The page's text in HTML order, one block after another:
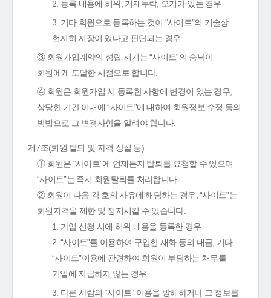
2. 등록 내용에 허위, 기재누락, 오기가 있는 경우
3. 기타 회원으로 등록하는 것이 “사이트”의 기술상
현저히 지장이 있다고 판단되는 경우
③ 회원가입계약의 성립 시기는 “사이트”의 승낙이
회원에게 도달한 시점으로 합니다.
④ 회원은 회원가입 시 등록한 사항에 변경이 있는 경우,
상당한 기간 이내에 “사이트”에 대하여 회원정보 수정 등의
방법으로 그 변경사항을 알려야 합니다.
제7조(회원 탈퇴 및 자격 상실 등)
① 회원은 “사이트”에 언제든지 탈퇴를 요청할 수 있으며
“사이트”는 즉시 회원탈퇴를 처리합니다.
② 회원이 다음 각 호의 사유에 해당하는 경우, “사이트”는
회원자격을 제한 및 정지시킬 수 있습니다.
1. 가입 신청 시에 허위 내용을 등록한 경우
2. “사이트”를 이용하여 구입한 재화 등의 대금, 기타
“사이트”이용에 관련하여 회원이 부담하는 채무를
기일에 지급하지 않는 경우
3. 다른 사람의 “사이트” 이용을 방해하거나 그 정보를